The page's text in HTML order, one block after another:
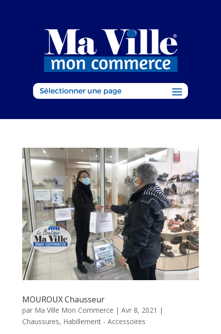
MOUROUX Chausseur
par Ma Ville Mon Commerce | Avr 8, 2021 |
Chaussures, Habillement - Accessoires